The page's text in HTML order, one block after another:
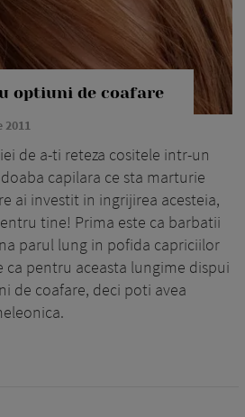
optiuni de coafare
2011
de a-ti reteza cositele intr-un
capilara ce sta marturie
ai investit in ingrijirea acesteia,
tine! Prima este ca barbatii
parul lung in pofida capriciilor
ca pentru aceasta lungime dispui
de coafare, deci poti avea